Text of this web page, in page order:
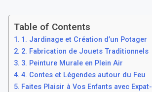
Table of Contents
1. Jardinage et Création d’un Potager
2. Fabrication de Jouets Traditionnels
3. Peinture Murale en Plein Air
4. Contes et Légendes autour du Feu
Faites Plaisir à Vos Enfants avec Expat-